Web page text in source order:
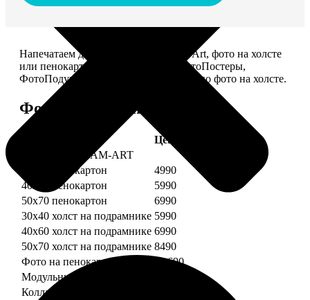
Напечатаем для вас картины Dream-Art, фото на холсте
или пенокартоне, ФотоМозаику, ФотоПостеры,
ФотоПодушки или напишем портрет по фото на холсте.
Форматы и цены
Цена, руб.
Картины DREAM-ART
30х40 пенокартон
4990
40х60 пенокартон
5990
50х70 пенокартон
6990
30х40 холст на подрамнике 5990
40х60 холст на подрамнике 6990
50х70 холст на подрамнике 8490
Фото на пенокартоне
от 690
Модульный пенокартон
Коллаж на пенокартоне